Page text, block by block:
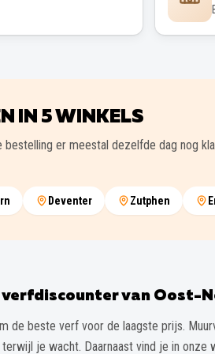
IN 5WINKELS
bestelling er meestal dezelfde dag nog
Deventer Zutphen
verfdiscounter van Oost-
de beste verf voor de laagste prijs.
je wacht. Daarnaast vind je in onze